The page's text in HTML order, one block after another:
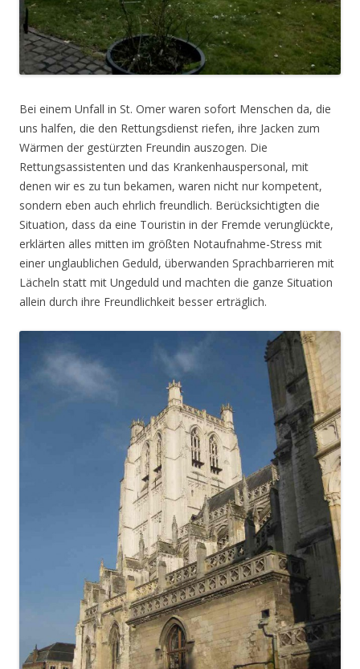
Bei einem Unfall in St. Omer waren sofort Menschen da, die
uns halfen, die den Rettungsdienst riefen, ihre Jacken zum
Wärmen der gestürzten Freundin auszogen. Die
Rettungsassistenten und das Krankenhauspersonal, mit
denen wir es zu tun bekamen, waren nicht nur kompetent,
sondern eben auch ehrlich freundlich. Berücksichtigten die
Situation, dass da eine Touristin in der Fremde verunglückte,
erklärten alles mitten im größten Notaufnahme-Stress mit
einer unglaublichen Geduld, überwanden Sprachbarrieren mit
Lächeln statt mit Ungeduld und machten die ganze Situation
allein durch ihre Freundlichkeit besser erträglich.